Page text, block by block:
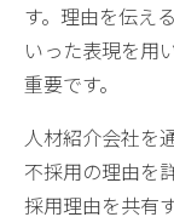
す。理由を伝え
いった表現を用
重要です。
人材紹介会社を
不採用の理由を
採用理由を共有